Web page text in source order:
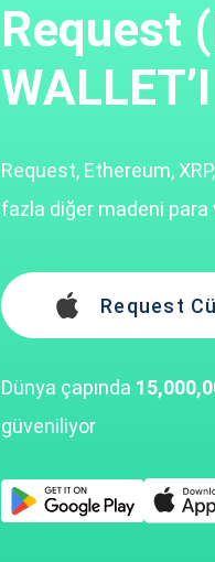
Request
WALLET’I
Request, Ethereum,
fazla diğer madeni
Request
Dünya çapında
güveniliyor